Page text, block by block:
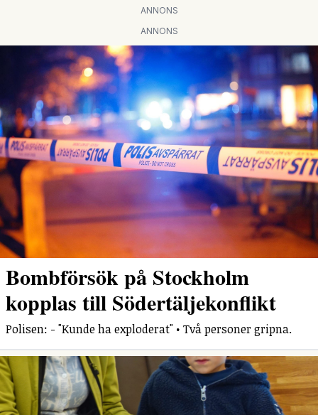
ANNONS
ANNONS
Bombförsök på Stockholm
kopplas till Södertäljekonflikt
Polisen: - "Kunde ha exploderat" • Två personer gripna.